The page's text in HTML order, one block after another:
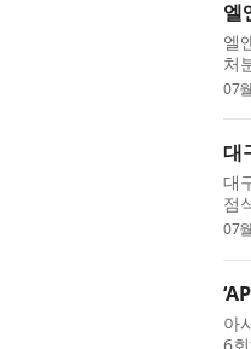
엘
엘
처
사
07
대
대
점
정
07
아
6